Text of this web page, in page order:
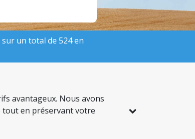
un total de 524 en
avantageux. Nous avons
tout en préservant votre